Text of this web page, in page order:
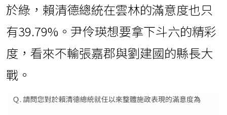
於綠，賴清德總統在雲林的滿意度也只
有39.79%。尹伶瑛想要拿下斗六的精彩
度，看來不輸張嘉郡與劉建國的縣長大
戰。